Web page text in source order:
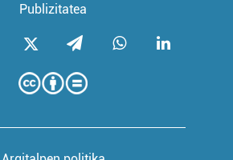
Publizitatea